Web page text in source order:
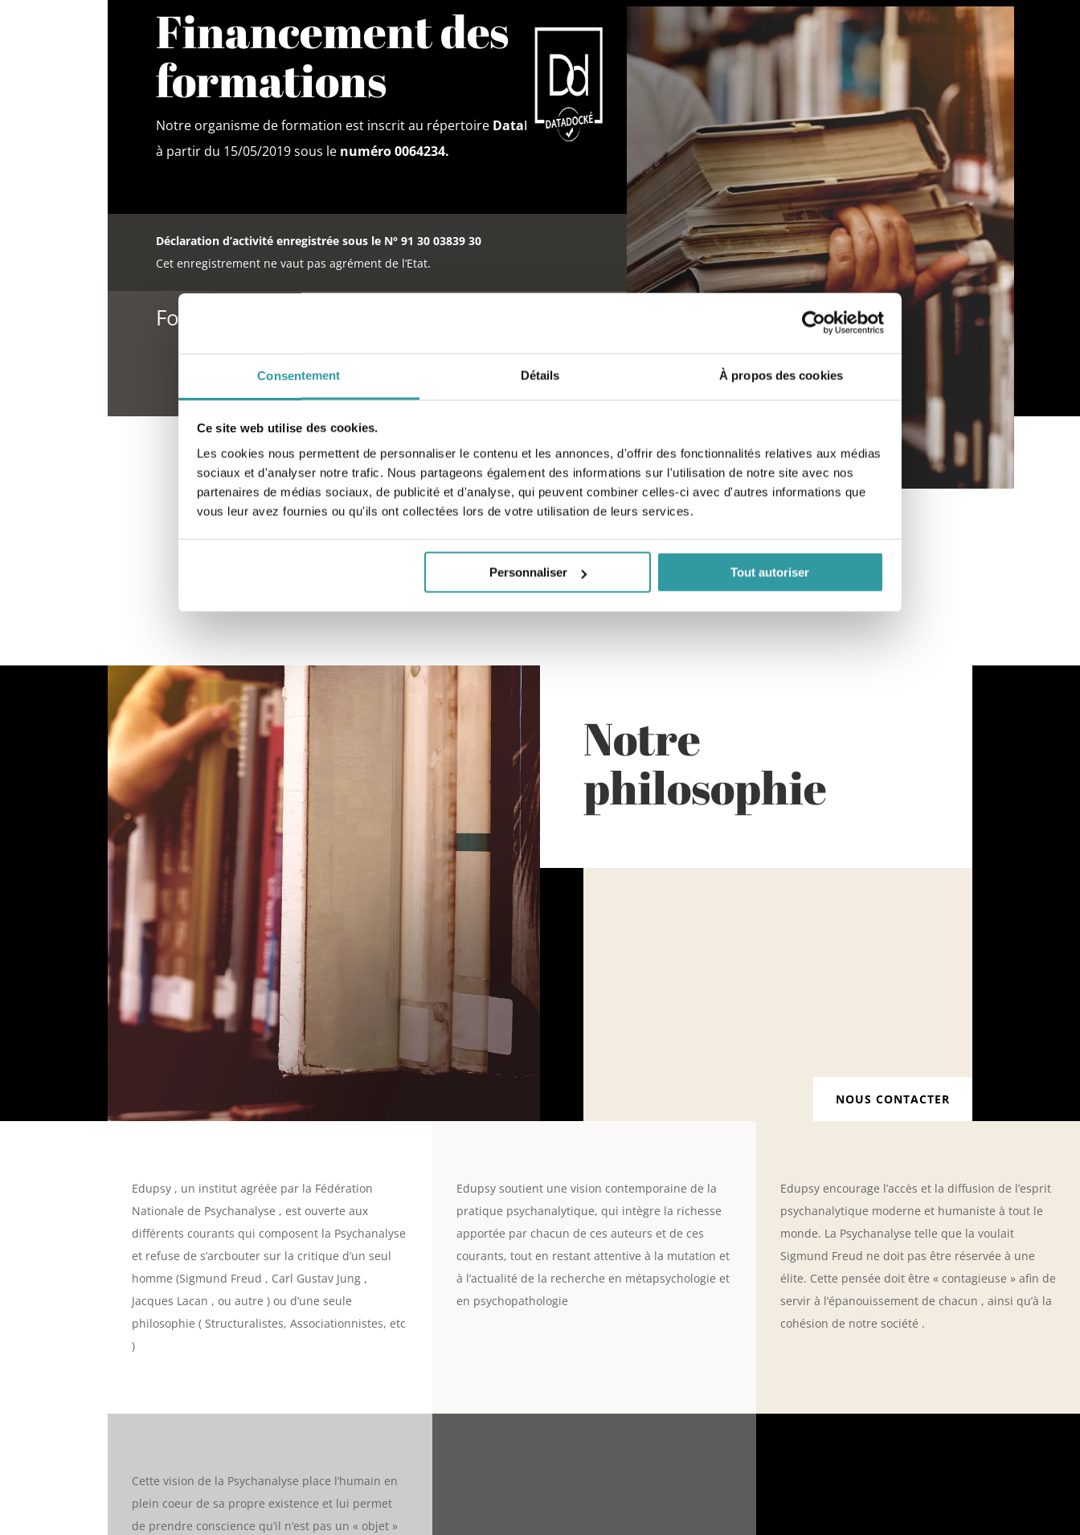
Consentement Détails À propos des cookies
Ce site web utilise des cookies.
Les cookies nous permettent de personnaliser le contenu et les annonces, d'offrir des fonctionnalités relatives aux médias
sociaux et d'analyser notre trafic. Nous partageons également des informations sur l'utilisation de notre site avec nos
partenaires de médias sociaux, de publicité et d'analyse, qui peuvent combiner celles-ci avec d'autres informations que
vous leur avez fournies ou qu'ils ont collectées lors de votre utilisation de leurs services.
Personnaliser Tout autoriser
Financement des
formations
Notre organisme de formation est inscrit au répertoire DataDock
à partir du 15/05/2019 sous le numéro 0064234.
Déclaration d’activité enregistrée sous le N° 91 30 03839 30
Cet enregistrement ne vaut pas agrément de l’Etat.
Formation Psychanalyse à Marguerittes
Notre
philosophie
NOUS CONTACTER
Edupsy , un institut agréée par la Fédération
Nationale de Psychanalyse , est ouverte aux
différents courants qui composent la Psychanalyse
et refuse de s’arcbouter sur la critique d’un seul
homme (Sigmund Freud , Carl Gustav Jung ,
Jacques Lacan , ou autre ) ou d’une seule
philosophie ( Structuralistes, Associationnistes, etc
)
Edupsy soutient une vision contemporaine de la
pratique psychanalytique, qui intègre la richesse
apportée par chacun de ces auteurs et de ces
courants, tout en restant attentive à la mutation et
à l’actualité de la recherche en métapsychologie et
en psychopathologie
Edupsy encourage l’accès et la diffusion de l’esprit
psychanalytique moderne et humaniste à tout le
monde. La Psychanalyse telle que la voulait
Sigmund Freud ne doit pas être réservée à une
élite. Cette pensée doit être « contagieuse » afin de
servir à l’épanouissement de chacun , ainsi qu’à la
cohésion de notre société .
Cette vision de la Psychanalyse place l’humain en
plein coeur de sa propre existence et lui permet
de prendre conscience qu’il n’est pas un « objet »